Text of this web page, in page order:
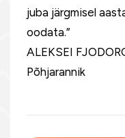
juba järgmisel
oodata.”
ALEKSEI
Põhjarannik